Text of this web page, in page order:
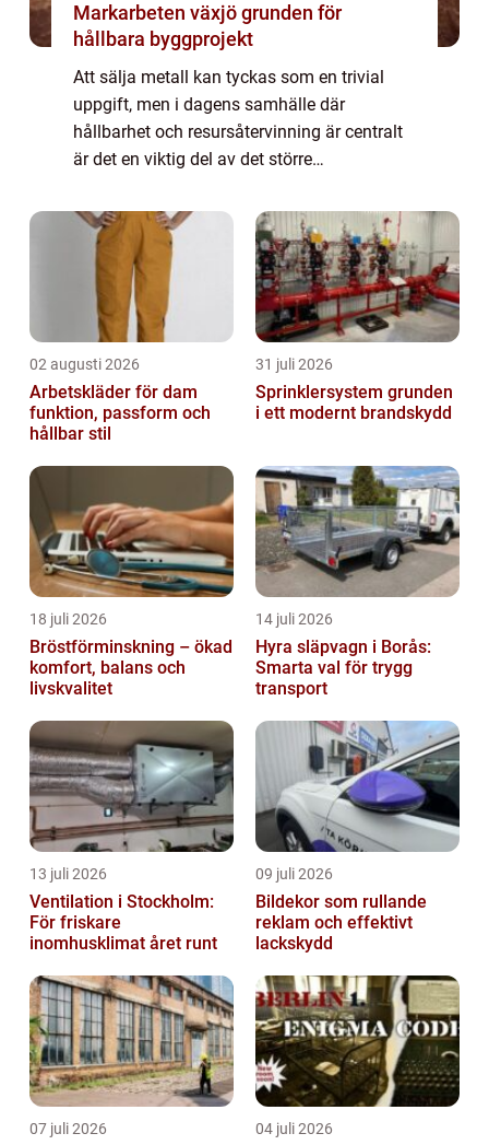
Markarbeten växjö grunden för
hållbara byggprojekt
Att sälja metall kan tyckas som en trivial
uppgift, men i dagens samhälle där
hållbarhet och resursåtervinning är centralt
är det en viktig del av det större
j&...
02 augusti 2026
Arbetskläder för dam
funktion, passform och
hållbar stil
31 juli 2026
Sprinklersystem grunden
i ett modernt brandskydd
18 juli 2026
Bröstförminskning – ökad
komfort, balans och
livskvalitet
14 juli 2026
Hyra släpvagn i Borås:
Smarta val för trygg
transport
13 juli 2026
Ventilation i Stockholm:
För friskare
inomhusklimat året runt
09 juli 2026
Bildekor som rullande
reklam och effektivt
lackskydd
07 juli 2026 04 juli 2026